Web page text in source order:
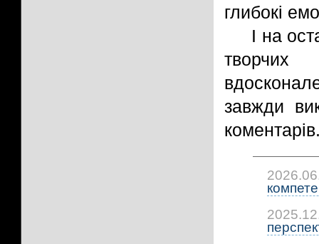
глибокі
І на
творчих
завжди